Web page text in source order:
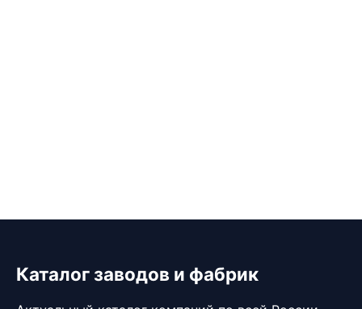
Каталог заводов и фабрик